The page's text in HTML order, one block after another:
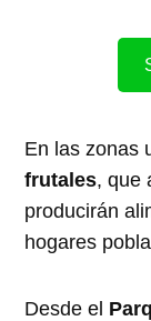
En las zonas
frutales, que
producirán
hogares
Desde el